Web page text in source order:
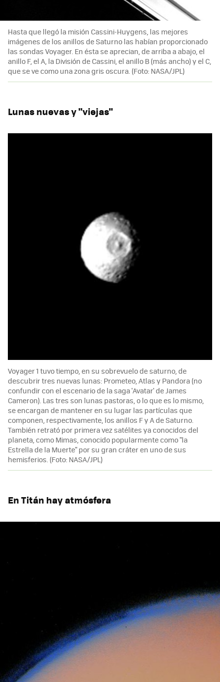
Hasta que llegó la misión Cassini-Huygens, las mejores
imágenes de los anillos de Saturno las habían proporcionado
las sondas Voyager. En ésta se aprecian, de arriba a abajo, el
anillo F, el A, la División de Cassini, el anillo B (más ancho) y el C,
que se ve como una zona gris oscura. (Foto: NASA/JPL)
Lunas nuevas y "viejas"
Voyager 1 tuvo tiempo, en su sobrevuelo de saturno, de
descubrir tres nuevas lunas: Prometeo, Atlas y Pandora (no
confundir con el escenario de la saga 'Avatar' de James
Cameron). Las tres son lunas pastoras, o lo que es lo mismo,
se encargan de mantener en su lugar las partículas que
componen, respectivamente, los anillos F y A de Saturno.
También retrató por primera vez satélites ya conocidos del
planeta, como Mimas, conocido popularmente como "la
Estrella de la Muerte" por su gran cráter en uno de sus
hemisferios. (Foto: NASA/JPL)
En Titán hay atmósfera